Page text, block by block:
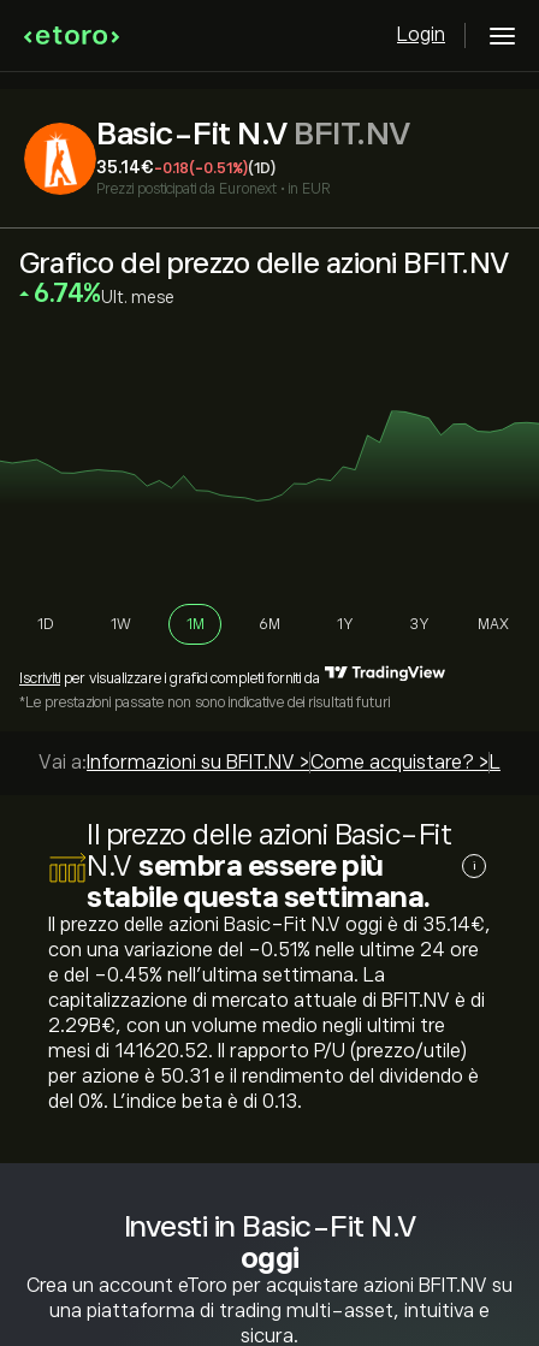
Login
Basic-Fit N.V BFIT.NV
35.14‎€‎-0.18(-0.51%)(1D)
Prezzi posticipati da Euronext • in EUR
Investi in Basic-Fit N.V
oggi
Crea un account eToro per acquistare azioni BFIT.NV su
una piattaforma di trading multi-asset, intuitiva e
sicura.
Grafico del prezzo delle azioni BFIT.NV
‎6.74‎ Ult. mese
1D 1W 1M 6M 1Y 3Y MAX
Iscriviti per visualizzare i grafici completi forniti da
*Le prestazioni passate non sono indicative dei risultati futuri
Vai a: Informazioni su BFIT.NV >Come acquistare? > Le
Il prezzo delle azioni Basic-Fit
N.V sembra essere più
stabile questa settimana.
i
Il prezzo delle azioni Basic-Fit N.V oggi è di 35.14‎€‎,
con una variazione del ‎-0.51‎% nelle ultime 24 ore
e del ‎-0.45‎% nell'ultima settimana. La
capitalizzazione di mercato attuale di BFIT.NV è di
2.29B‎€‎, con un volume medio negli ultimi tre
mesi di 141620.52. Il rapporto P/U (prezzo/utile)
per azione è 50.31 e il rendimento del dividendo è
del 0%. L'indice beta è di 0.13.